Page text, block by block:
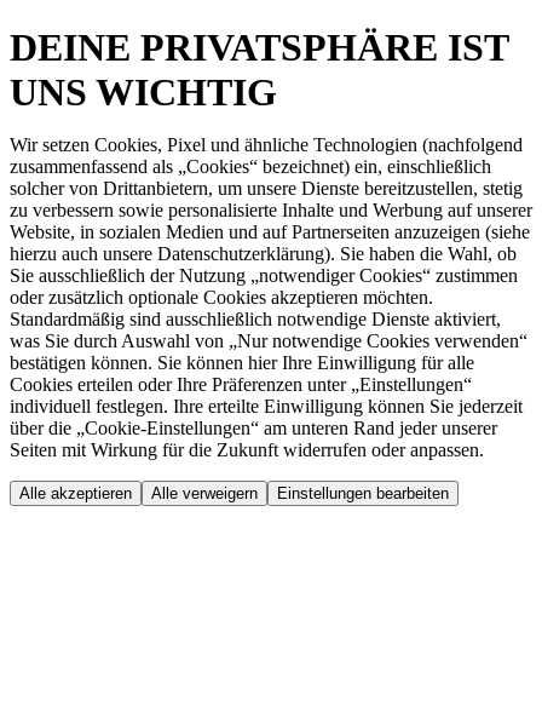
DEINE PRIVATSPHÄRE IST
UNS WICHTIG
Wir setzen Cookies, Pixel und ähnliche Technologien (nachfolgend
zusammenfassend als „Cookies“ bezeichnet) ein, einschließlich
solcher von Drittanbietern, um unsere Dienste bereitzustellen, stetig
zu verbessern sowie personalisierte Inhalte und Werbung auf unserer
Website, in sozialen Medien und auf Partnerseiten anzuzeigen (siehe
hierzu auch unsere Datenschutzerklärung). Sie haben die Wahl, ob
Sie ausschließlich der Nutzung „notwendiger Cookies“ zustimmen
oder zusätzlich optionale Cookies akzeptieren möchten.
Standardmäßig sind ausschließlich notwendige Dienste aktiviert,
was Sie durch Auswahl von „Nur notwendige Cookies verwenden“
bestätigen können. Sie können hier Ihre Einwilligung für alle
Cookies erteilen oder Ihre Präferenzen unter „Einstellungen“
individuell festlegen. Ihre erteilte Einwilligung können Sie jederzeit
über die „Cookie-Einstellungen“ am unteren Rand jeder unserer
Seiten mit Wirkung für die Zukunft widerrufen oder anpassen.
Alle akzeptieren Alle verweigern Einstellungen bearbeiten